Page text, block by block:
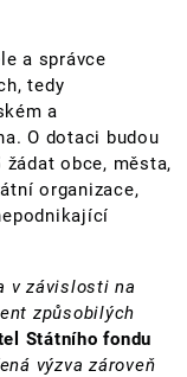
a správce
tedy
a
O dotaci budou
žádat obce, města,
organizace,
v závislosti na
způsobilých
Státního fondu
výzva zároveň